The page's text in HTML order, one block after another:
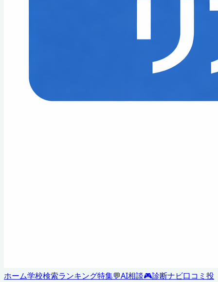
ホーム学校検索ランキング特集💬AI相談🎮診断ナビ口コミ投